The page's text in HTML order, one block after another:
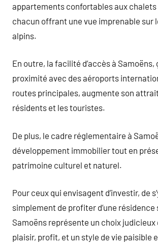
appartements confortables aux chalets
chacun offrant une vue imprenable sur
alpins.
En outre, la facilité d’accès à Samoëns,
proximité avec des aéroports
routes principales, augmente son
résidents et les touristes.
De plus, le cadre réglementaire à
développement immobilier tout en
patrimoine culturel et naturel.
Pour ceux qui envisagent d’investir, de
simplement de profiter d’une résidence
Samoëns représente un choix judicieux
plaisir, profit, et un style de vie paisible